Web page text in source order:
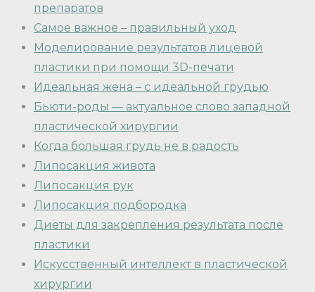
препаратов
Самое важное – правильный уход
Моделирование результатов лицевой
пластики при помощи 3D-печати
Идеальная жена – с идеальной грудью
Бьюти-роды — актуальное слово западной
пластической хирургии
Когда большая грудь не в радость
Липосакция живота
Липосакция рук
Липосакция подбородка
Диеты для закрепления результата после
пластики
Искусственный интеллект в пластической
хирургии